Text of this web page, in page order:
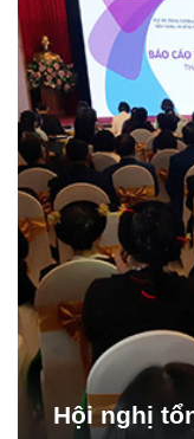
Hội nghị